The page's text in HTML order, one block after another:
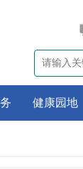
健康园地